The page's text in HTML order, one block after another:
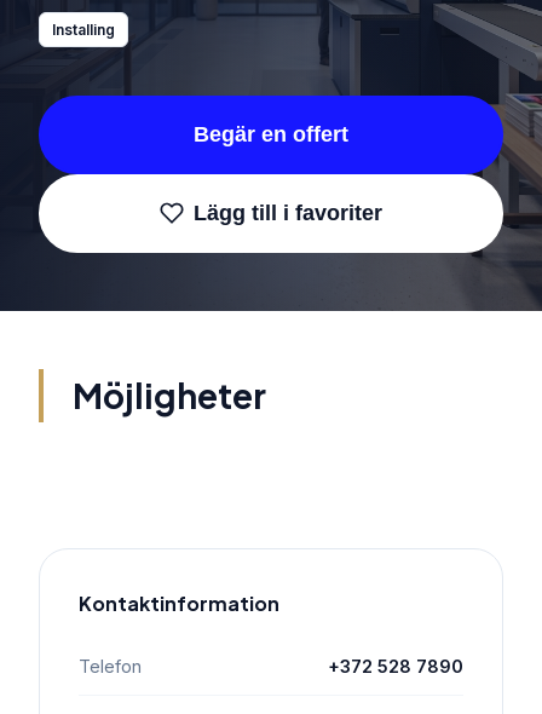
Installing
Begär en offert
Lägg till i favoriter
Möjligheter
Kontaktinformation
Telefon +372 528 7890